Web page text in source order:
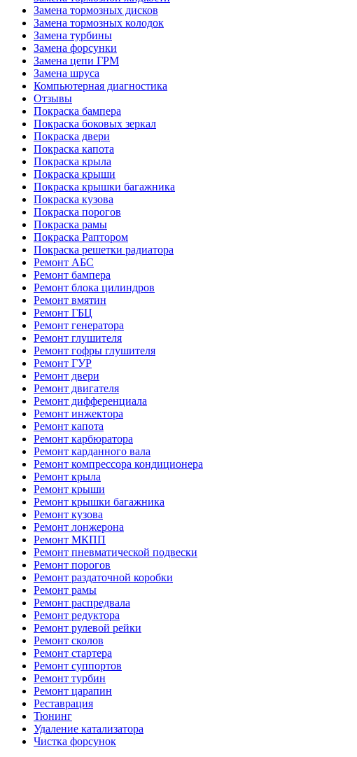
Замена тормозных дисков
Замена тормозных колодок
Замена турбины
Замена форсунки
Замена цепи ГРМ
Замена шруса
Компьютерная диагностика
Отзывы
Покраска бампера
Покраска боковых зеркал
Покраска двери
Покраска капота
Покраска крыла
Покраска крыши
Покраска крышки багажника
Покраска кузова
Покраска порогов
Покраска рамы
Покраска Раптором
Покраска решетки радиатора
Ремонт АБС
Ремонт бампера
Ремонт блока цилиндров
Ремонт вмятин
Ремонт ГБЦ
Ремонт генератора
Ремонт глушителя
Ремонт гофры глушителя
Ремонт ГУР
Ремонт двери
Ремонт двигателя
Ремонт дифференциала
Ремонт инжектора
Ремонт капота
Ремонт карбюратора
Ремонт карданного вала
Ремонт компрессора кондиционера
Ремонт крыла
Ремонт крыши
Ремонт крышки багажника
Ремонт кузова
Ремонт лонжерона
Ремонт МКПП
Ремонт пневматической подвески
Ремонт порогов
Ремонт раздаточной коробки
Ремонт рамы
Ремонт распредвала
Ремонт редуктора
Ремонт рулевой рейки
Ремонт сколов
Ремонт стартера
Ремонт суппортов
Ремонт турбин
Ремонт царапин
Реставрация
Тюнинг
Удаление катализатора
Чистка форсунок